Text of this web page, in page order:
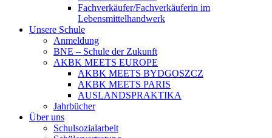
Fachverkäufer/Fachverkäuferin im
Lebensmittelhandwerk
Unsere Schule
Anmeldung
BNE – Schule der Zukunft
AKBK MEETS EUROPE
AKBK MEETS BYDGOSZCZ
AKBK MEETS PARIS
AUSLANDSPRAKTIKA
Jahrbücher
Über uns
Schulsozialarbeit